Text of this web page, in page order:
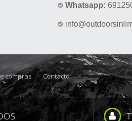
Whatsapp:
compras Contacto